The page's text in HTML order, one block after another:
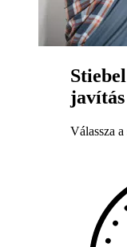
Válassza